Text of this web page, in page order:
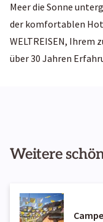
Meer die Sonne
der komfortablen
WELTREISEN,
über 30 Jahren
Weitere